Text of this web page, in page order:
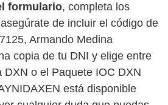
formulario, completa los
de incluir el código de
Armando Medina
copia de tu DNI y elige entre
DXN o el Paquete IOC DXN
está disponible